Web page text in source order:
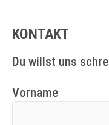
KONTAKT
Du willst uns
Vorname